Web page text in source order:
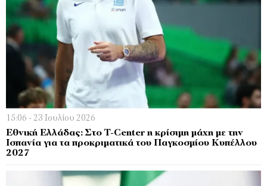
15:06 - 23 Ιουλίου 2026
Εθνική Ελλάδας: Στο T-Center η κρίσιμη μάχη με την
Ισπανία για τα προκριματικά του Παγκοσμίου Κυπέλλου
2027